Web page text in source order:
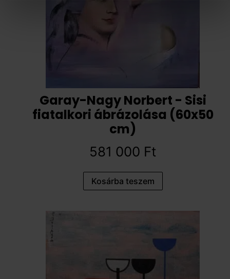
Garay-Nagy Norbert - Sisi
fiatalkori ábrázolása (60x50
cm)
581 000 Ft
Kosárba teszem